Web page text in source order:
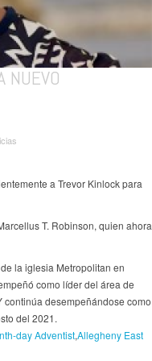
NUEVO
a Trevor Kinlock para
T. Robinson, quien ahora
la iglesia Metropolitan en
como líder del área de
desempeñándose como
del 2021.
day Adventist Allegheny East